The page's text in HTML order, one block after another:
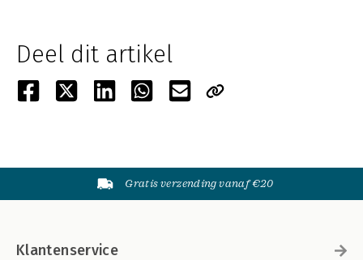
Deel dit artikel
Gratis verzending vanaf €20
Klantenservice